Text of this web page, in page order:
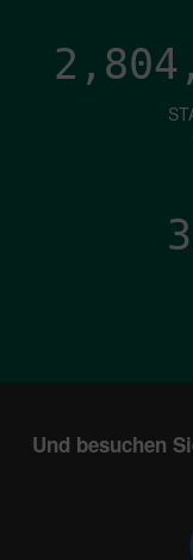
Und besuchen